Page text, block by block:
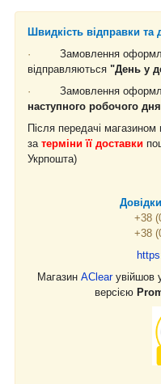
Швидкість відправки та
·
Замовлення
відправляються "День у
·
Замовлення
наступного робочого дня
Після передачі магазином
за терміни її доставки
Укрпошта)
+38
+38
Магазин AClear увійшов
версією